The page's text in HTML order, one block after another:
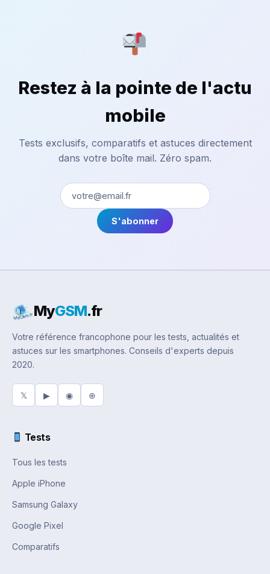
Restez à la pointe de l'actu
mobile
Tests exclusifs, comparatifs et astuces directement
dans votre boîte mail. Zéro spam.
S'abonner
MyGSM.fr
Votre référence francophone pour les tests, actualités et
astuces sur les smartphones. Conseils d'experts depuis
2020.
𝕏 ▶ ◉ ⊕
Tests
Tous les tests
Apple iPhone
Samsung Galaxy
Google Pixel
Comparatifs